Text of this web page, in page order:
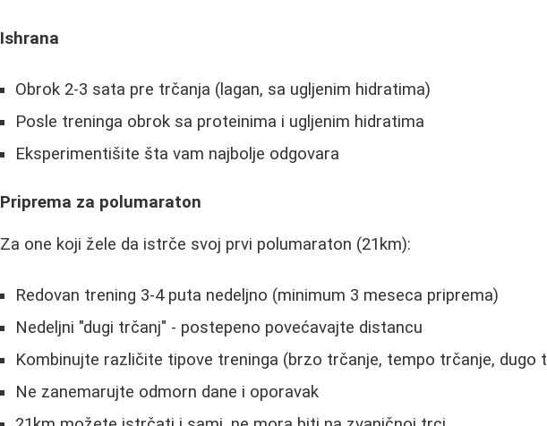
Ishrana
Obrok 2-3 sata pre trčanja (lagan, sa ugljenim hidratima)
Posle treninga obrok sa proteinima i ugljenim hidratima
Eksperimentišite šta vam najbolje odgovara
Priprema za polumaraton
Za one koji žele da istrče svoj prvi polumaraton (21km):
Redovan trening 3-4 puta nedeljno (minimum 3 meseca priprema)
Nedeljni "dugi trčanj" - postepeno povećavajte distancu
Kombinujte različite tipove treninga (brzo trčanje, tempo trčanje, dugo
Ne zanemarujte odmorn dane i oporavak